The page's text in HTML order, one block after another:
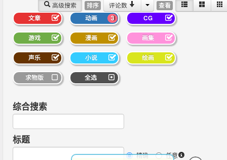
高级搜索 排序 评论数 查看
文章 3
动画 CG
游戏 漫画 画集
声乐 小说 绘画
求物版 全选
综合搜索
标题
精确 任意